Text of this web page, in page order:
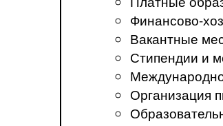
Финансово-
Вакантные
Стипендии и
Организация